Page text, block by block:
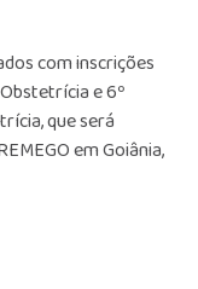
com inscrições
e 6º
que será
em Goiânia,